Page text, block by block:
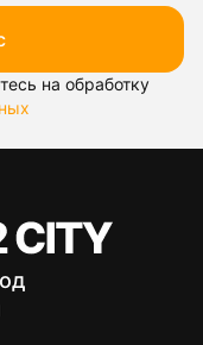
на обработку